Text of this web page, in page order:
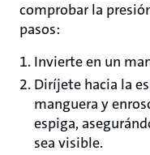
comprobar la
pasos:
Invierte en un
Diríjete hacia la
manguera y
espiga,
sea visible.